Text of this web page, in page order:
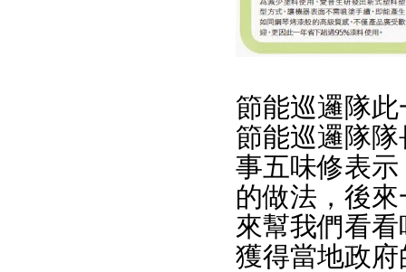
節能巡邏隊
節能巡邏隊
事五味修表
的做法，後
來幫我們看
獲得當地政